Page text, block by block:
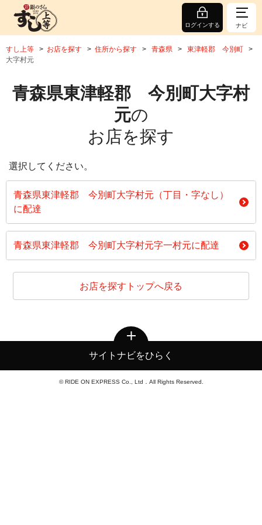
ログインする ナビ
すし上等 お店を探す 住所から探す 青森県
東津軽郡 今別町
大字村元
青森県東津軽郡 今別町大字村
元の
お店を探す
選択してください。
青森県東津軽郡 今別町大字村元（丁目・字なし）
に配達
青森県東津軽郡 今別町大字村元字一村元に配達
お店を探すトップへ戻る
サイトナビをひらく
© RIDE ON EXPRESS Co., Ltd．All Rights Reserved.